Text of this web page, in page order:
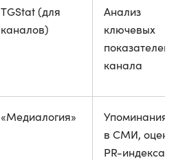
TGStat (для
каналов)
Анализ
ключевых
показателей
канала
«Медиалогия»
Упоминания
в СМИ,
PR-индекса